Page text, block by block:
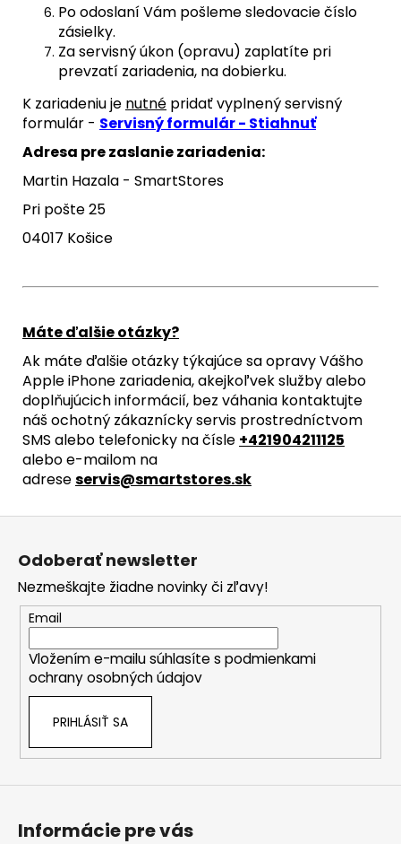
Po odoslaní Vám pošleme sledovacie číslo
zásielky.
Za servisný úkon (opravu) zaplatíte pri
prevzatí zariadenia, na dobierku.
K zariadeniu je nutné pridať vyplnený servisný
formulár - Servisný formulár - Stiahnuť
Adresa pre zaslanie zariadenia:
Martin Hazala - SmartStores
Pri pošte 25
04017 Košice
Máte ďalšie otázky?
Ak máte ďalšie otázky týkajúce sa opravy Vášho
Apple iPhone zariadenia, akejkoľvek služby alebo
doplňujúcich informácií, bez váhania kontaktujte
náš ochotný zákaznícky servis prostredníctvom
SMS alebo telefonicky na čísle +421904211125
alebo e-mailom na
adreseservis@smartstores.sk
Z
Odoberať newsletter
Nezmeškajte žiadne novinky či zľavy!
Email
Vložením e-mailu súhlasíte s podmienkami
ochrany osobných údajov
PRIHLÁSIŤ SA
Informácie pre vás